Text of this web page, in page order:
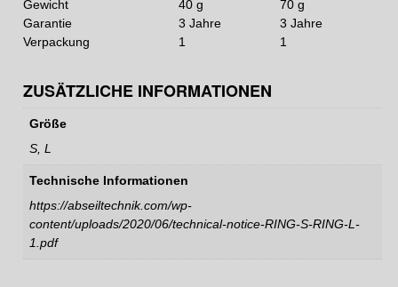
Gewicht
40 g
70 g
Garantie
3 Jahre
3 Jahre
Verpackung
1 1
ZUSÄTZLICHE INFORMATIONEN
Größe
S, L
Technische Informationen
https://abseiltechnik.com/wp-
content/uploads/2020/06/technical-notice-RING-S-RING-L-
1.pdf